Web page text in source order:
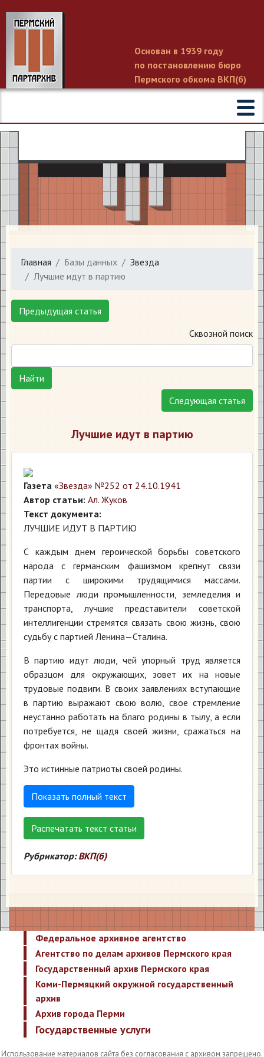
Основан в 1939 году
по постановлению бюро
Пермского обкома ВКП(б)
Главная Базы данных
Звезда
Лучшие идут в партию
Предыдущая статья
Сквозной поиск
Найти
Следующая статья
Лучшие идут в партию
Газета «Звезда» №252 от 24.10.1941
Автор статьи: Ал. Жуков
Текст документа:
ЛУЧШИЕ ИДУТ В ПАРТИЮ
С каждым днем героической борьбы советского
народа с германским фашизмом крепнут связи
партии с широкими трудящимися массами.
Передовые люди промышленности, земледелия и
транспорта, лучшие представители советской
интеллигенции стремятся связать свою жизнь, свою
судьбу с партией Ленина—Сталина.
В партию идут люди, чей упорный труд является
образцом для окружающих, зовет их на новые
трудовые подвиги. В своих заявлениях вступающие
в партию выражают свою волю, свое стремление
неустанно работать на благо родины в тылу, а если
потребуется, не щадя своей жизни, сражаться на
фронтах войны.
Это истинные патриоты своей родины.
Показать полный текст
Распечатать текст статьи
Рубрикатор: ВКП(б)
Федеральное архивное агентство
Агентство по делам архивов Пермского края
Государственный архив Пермского края
Коми-Пермяцкий окружной государственный
архив
Архив города Перми
Государственные услуги
Использование материалов сайта без согласования с архивом запрещено.